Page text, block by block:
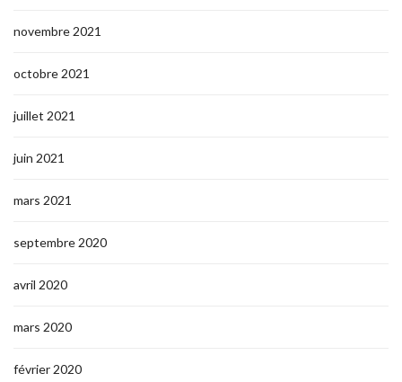
novembre 2021
octobre 2021
juillet 2021
juin 2021
mars 2021
septembre 2020
avril 2020
mars 2020
février 2020